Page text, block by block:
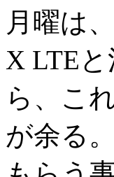
月曜は
X LTE
ら、こ
が余る